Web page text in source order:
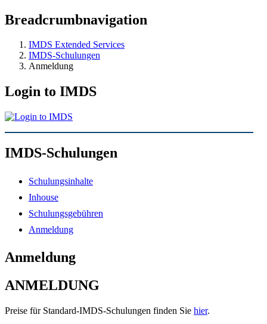
Breadcrumbnavigation
IMDS Extended Services
IMDS-Schulungen
Anmeldung
Login to IMDS
IMDS-Schulungen
Schulungsinhalte
Inhouse
Schulungsgebühren
Anmeldung
Anmeldung
ANMELDUNG
Preise für Standard-IMDS-Schulungen finden Sie hier.